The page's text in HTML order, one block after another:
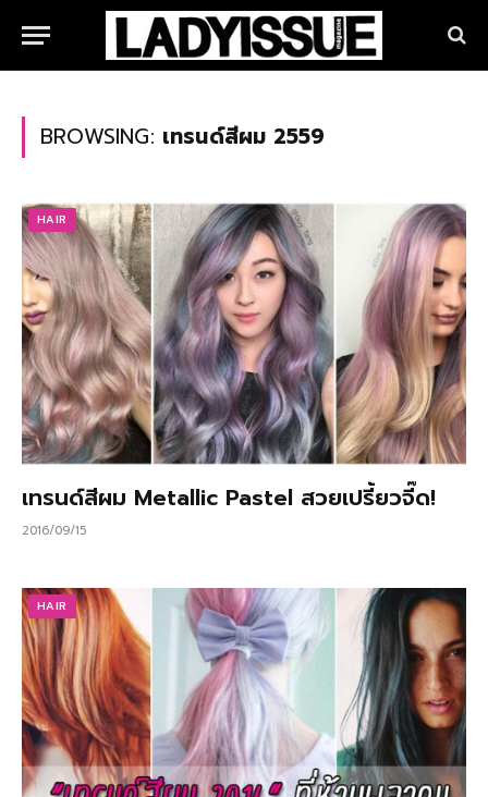
BROWSING: เทรนด์สีผม 2559
HAIR
เทรนด์สีผม Metallic Pastel สวยเปรี้ยวจี๊ด!
2016/09/15
HAIR